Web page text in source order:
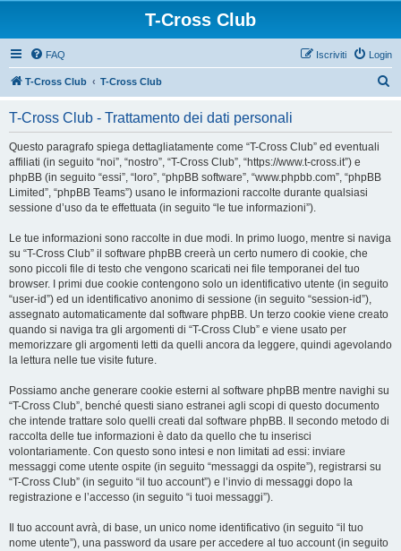
T-Cross Club
FAQ Login
Iscriviti
T-Cross Club T-Cross Club
T-Cross Club - Trattamento dei dati personali
Questo paragrafo spiega dettagliatamente come “T-Cross Club” ed eventuali
affiliati (in seguito “noi”, “nostro”, “T-Cross Club”, “https://www.t-cross.it”) e
phpBB (in seguito “essi”, “loro”, “phpBB software”, “www.phpbb.com”, “phpBB
Limited”, “phpBB Teams”) usano le informazioni raccolte durante qualsiasi
sessione d’uso da te effettuata (in seguito “le tue informazioni”).
Le tue informazioni sono raccolte in due modi. In primo luogo, mentre si naviga
su “T-Cross Club” il software phpBB creerà un certo numero di cookie, che
sono piccoli file di testo che vengono scaricati nei file temporanei del tuo
browser. I primi due cookie contengono solo un identificativo utente (in seguito
“user-id”) ed un identificativo anonimo di sessione (in seguito “session-id”),
assegnato automaticamente dal software phpBB. Un terzo cookie viene creato
quando si naviga tra gli argomenti di “T-Cross Club” e viene usato per
memorizzare gli argomenti letti da quelli ancora da leggere, quindi agevolando
la lettura nelle tue visite future.
Possiamo anche generare cookie esterni al software phpBB mentre navighi su
“T-Cross Club”, benché questi siano estranei agli scopi di questo documento
che intende trattare solo quelli creati dal software phpBB. Il secondo metodo di
raccolta delle tue informazioni è dato da quello che tu inserisci
volontariamente. Con questo sono intesi e non limitati ad essi: inviare
messaggi come utente ospite (in seguito “messaggi da ospite”), registrarsi su
“T-Cross Club” (in seguito “il tuo account”) e l’invio di messaggi dopo la
registrazione e l’accesso (in seguito “i tuoi messaggi”).
Il tuo account avrà, di base, un unico nome identificativo (in seguito “il tuo
nome utente”), una password da usare per accedere al tuo account (in seguito